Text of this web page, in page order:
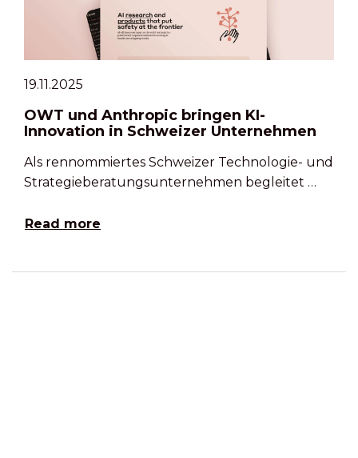
19.11.2025
OWT und Anthropic bringen KI-
Innovation in Schweizer Unternehmen
Als rennommiertes Schweizer Technologie- und
Strategieberatungsunternehmen begleitet …
Read more